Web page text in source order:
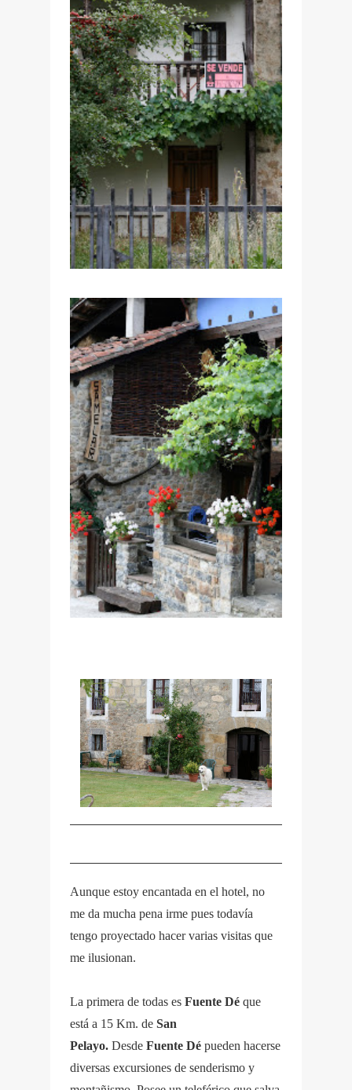
Aunque estoy encantada en el hotel, no
me da mucha pena irme pues todavía
tengo proyectado hacer varias visitas que
me ilusionan.
La primera de todas es Fuente Dé que
está a 15 Km. de San
Pelayo. Desde Fuente Dé pueden hacerse
diversas excursiones de senderismo y